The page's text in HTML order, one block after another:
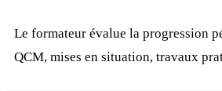
Le formateur évalue la progression
QCM, mises en situation, travaux